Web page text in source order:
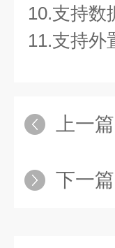
10.支持数
11.支持外
上一篇
下一篇